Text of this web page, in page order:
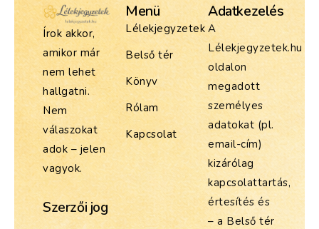
Írok akkor,
amikor már
nem lehet
hallgatni.
Nem
válaszokat
adok – jelen
vagyok.
Szerzői jog
Menü
Lélekjegyzetek
Belső tér
Könyv
Rólam
Kapcsolat
Adatkezelés
A
Lélekjegyzetek.hu
oldalon
megadott
személyes
adatokat (pl.
email-cím)
kizárólag
kapcsolattartás,
értesítés és
– a Belső tér